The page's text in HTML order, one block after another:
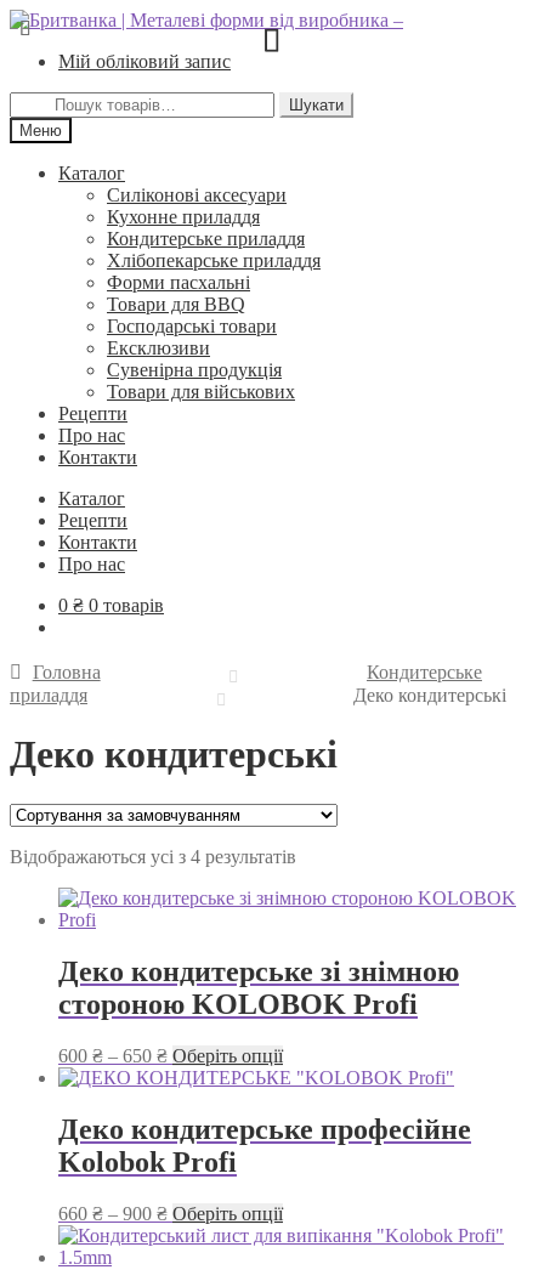
Перейти
до
навігації
Перейти
до
вмістуМій обліковий запис
Шукати:
Шукати
Меню
Каталог
Силіконові аксесуари
Кухонне приладдя
Кондитерське приладдя
Хлібопекарське приладдя
Форми пасхальні
Товари для BBQ
Господарські товари
Ексклюзиви
Сувенірна продукція
Товари для військових
Рецепти
Про нас
Контакти
Каталог
Рецепти
Контакти
Про нас
0 ₴ 0 товарів
Головна
Кондитерське
приладдя
Деко кондитерські
Деко кондитерські
Відображаються усі з 4 результатів
Деко кондитерське зі знімною
стороною KOLOBOK Profi
600 ₴ – 650 ₴Діапазон
цін:
до
650 ₴
Оберіть опціїЦей
товар
варіантів.
вибрати
на
сторінці
Деко кондитерське професійне
Kolobok Profi
660 ₴ – 900 ₴Діапазон
цін:
Оберіть опціїЦей
товар